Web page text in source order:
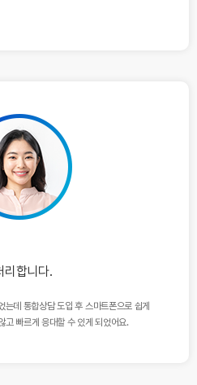
리합니다.
는데 통합상담 도입 후 스마트폰으로 쉽게
고 빠르게 응대할 수 있게 되었어요.